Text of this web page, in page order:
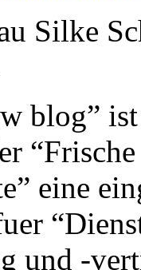
Silke
blog”
eine
und -